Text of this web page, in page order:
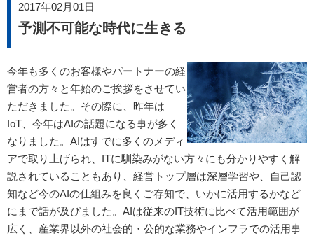
2017年02月01日
予測不可能な時代に生きる
今年も多くのお客様やパートナーの経
営者の方々と年始のご挨拶をさせてい
ただきました。その際に、昨年は
IoT、今年はAIの話題になる事が多く
なりました。AIはすでに多くのメディ
アで取り上げられ、ITに馴染みがない方々にも分かりやすく解
説されていることもあり、経営トップ層は深層学習や、自己認
知など今のAIの仕組みを良くご存知で、いかに活用するかなど
にまで話が及びました。AIは従来のIT技術に比べて活用範囲が
広く、産業界以外の社会的・公的な業務やインフラでの活用事